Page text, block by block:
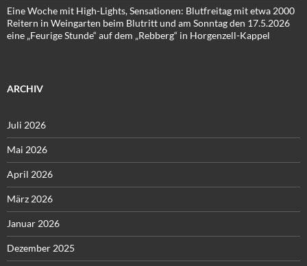
Eine Woche mit High-Lights, Sensationen: Blutfreitag mit etwa 2000
Reitern in Weingarten beim Blutritt und am Sonntag den 17.5.2026
eine „Feurige Stunde“ auf dem „Rebberg“ in Horgenzell-Kappel
ARCHIV
Juli 2026
Mai 2026
April 2026
März 2026
Januar 2026
Dezember 2025